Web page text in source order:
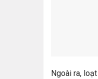
Ngoài ra,